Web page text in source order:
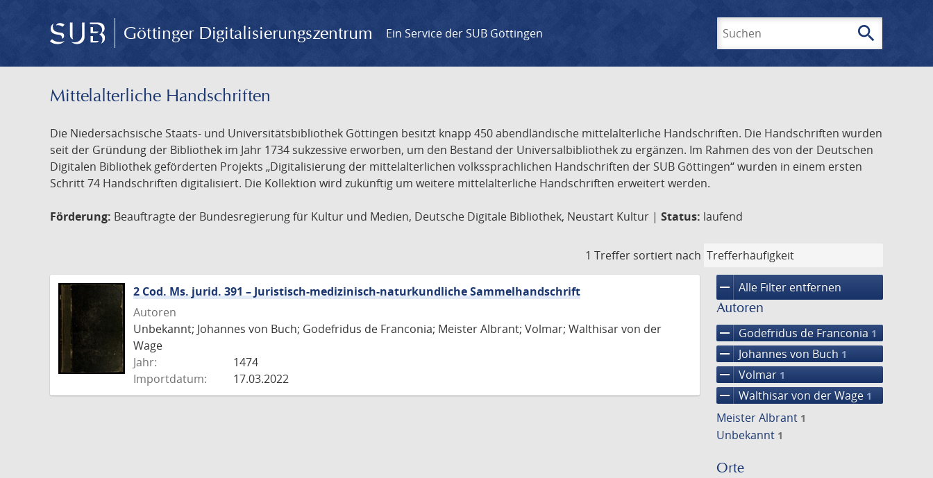
Göttinger Digitalisierungszentrum Ein Service der SUB Göttingen search
Mittelalterliche Handschriften
Die Niedersächsische Staats- und Universitätsbibliothek Göttingen besitzt knapp 450 abendländische mittelalterliche Handschriften. Die Handschriften wurden
seit der Gründung der Bibliothek im Jahr 1734 sukzessive erworben, um den Bestand der Universalbibliothek zu ergänzen. Im Rahmen des von der Deutschen
Digitalen Bibliothek geförderten Projekts „Digitalisierung der mittelalterlichen volkssprachlichen Handschriften der SUB Göttingen“ wurden in einem ersten
Schritt 74 Handschriften digitalisiert. Die Kollektion wird zukünftig um weitere mittelalterliche Handschriften erweitert werden.
Förderung: Beauftragte der Bundesregierung für Kultur und Medien, Deutsche Digitale Bibliothek, Neustart Kultur | Status: laufend
1 Treffer sortiert nach
remove Alle Filter entfernen
Autoren
remove Godefridus de Franconia 1
remove Johannes von Buch 1
remove Volmar 1
remove Walthisar von der Wage 1
Meister Albrant 1
Unbekannt 1
Orte
2 Cod. Ms. jurid. 391 – Juristisch-medizinisch-naturkundliche Sammelhandschrift
Autoren
Unbekannt; Johannes von Buch; Godefridus de Franconia; Meister Albrant; Volmar; Walthisar von der
Wage
Jahr:
1474
Importdatum:
17.03.2022